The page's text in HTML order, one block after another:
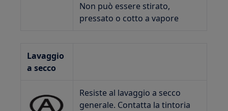
Non può essere stirato,
pressato o cotto a vapore
Lavaggio
a secco
Resiste al lavaggio a secco
generale. Contatta la tintoria